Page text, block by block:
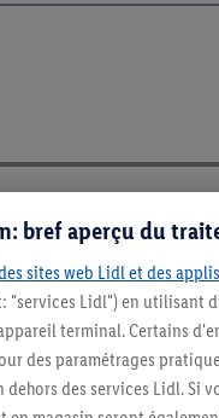
bref aperçu du
sites web Lidl et des
Lidl") en utilisant
terminal. Certains
des paramétrages
dehors des services Lidl. Si